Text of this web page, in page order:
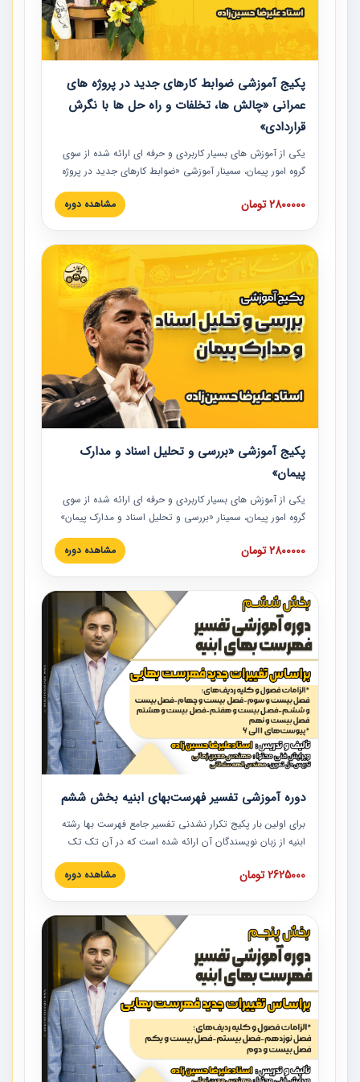
پکیج آموزشی ضوابط کارهای جدید در پروژه های
عمرانی «چالش ها، تخلفات و راه حل ها با نگرش
قراردادی»
یکی از آموزش‏‏‏‏‏‏ های بسیار کاربردی و حرفه‏ ای ارائه شده از سوی
گروه امور پیمان، سمینار آموزشی «ضوابط کارهای جدید در پروژه
های عمرانی» چالش ها، تخلفات و راه حل ها با نگرش قراردادی
است که در محل سندیکای شرکت های ساختمانی کشور ارائه شد.
مدارک پیمان به همراه تجربیات عملی ارائه شده است.
2800000 تومان مشاهده دوره
پکیج آموزشی «بررسی و تحلیل اسناد و مدارک
پیمان»
یکی از آموزش‏‏‏‏‏‏ های بسیار کاربردی و حرفه‏ ای ارائه شده از سوی
گروه امور پیمان، سمینار «بررسی و تحلیل اسناد و مدارک پیمان»
است که در دانشگاه صنعتی شریف ارائه شد. در این آموزش
نکات کلیدی مربوط به اسناد و مدارک پیمان، اولویت بندی اسناد
پیمان به همراه تجربیات عملی در این خصوص ارائه شده است.
2800000 تومان مشاهده دوره
دوره آموزشی تفسیر فهرست‌بهای ابنیه بخش ششم
برای اولین بار پکیج تکرار نشدنی تفسیر جامع فهرست بها رشته
ابنیه از زبان نویسندگان آن ارائه شده است که در آن تک تک
ردیف ها و مطالب فهرست بها تفسیر و ارائه شده است. این
دوره به صورت کامل تصویری بوده و به همراه تصاویر عملیات
دوره با کلام مهندس علیرضاحسین‌زاده مدیر پروژه مهندسی
مشاور در امر بازنگری فهرست بها رشته ابنیه ارائه شده و به تمام
همکارانی که در حوزه صنعت ساخت در حال فعالیت هستند حتما
توصیه می کنیم از مطالب این دوره استفاده نمایند.
2625000 تومان مشاهده دوره